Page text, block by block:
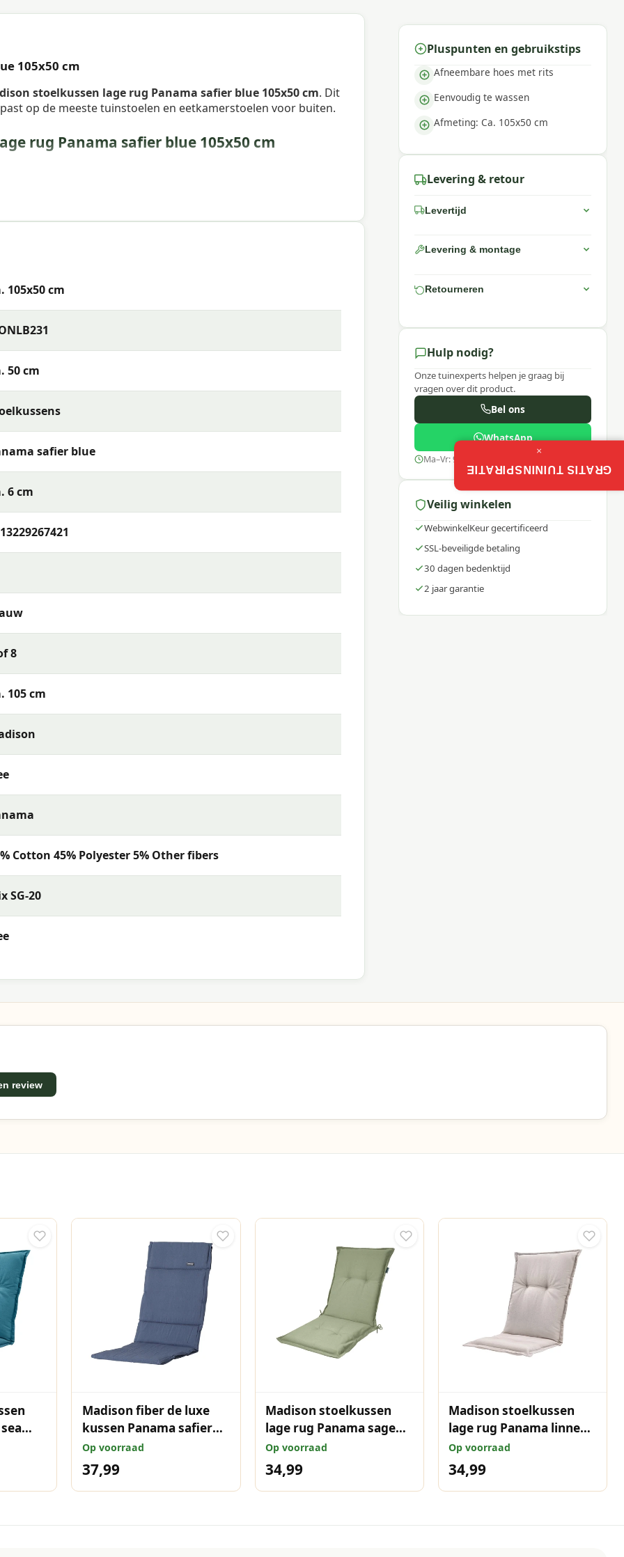
105x50 cm
stoelkussen lage rug Panama safier blue 105x50 cm. Dit
op de meeste tuinstoelen en eetkamerstoelen voor buiten.
rug Panama safier blue 105x50 cm
of reinig de stof met een vochtige doek en mild
het opbergt. Berg kussens op in een beschermhoes of
op via telefoon, e-mail of WhatsApp. Ons team van
beste past bij jouw terras en wensen.
met uitstekende kleurechtheid en comfort. De collectie
105x50 cm
50 cm
safier blue
6 cm
8
105 cm
Cotton 45% Polyester 5% Other fibers
SG-20
Pluspunten en gebruikstips
Afneembare hoes met rits
Eenvoudig te wassen
Afmeting: Ca. 105x50 cm
Levering & retour
Levertijd
Levering & montage
Retourneren
Hulp nodig?
Onze tuinexperts helpen je graag bij
vragen over dit product.
Bel ons
WhatsApp
Ma–Vr: 9:00–17:30
Veilig winkelen
WebwinkelKeur gecertificeerd
SSL-beveiligde betaling
30 dagen bedenktijd
2 jaar garantie
review
Madison fiber de luxe
kussen Panama safier
blue 125x50 cm
Op voorraad
37,99
Madison stoelkussen
lage rug Panama sage
105x50 cm
Op voorraad
34,99
Madison stoelkussen
lage rug Panama linnen
105x50 cm
Op voorraad
34,99
GRATIS TUININSPIRATIE
×